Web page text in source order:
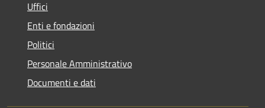
Uffici
Enti e fondazioni
Politici
Personale Amministrativo
Documenti e dati